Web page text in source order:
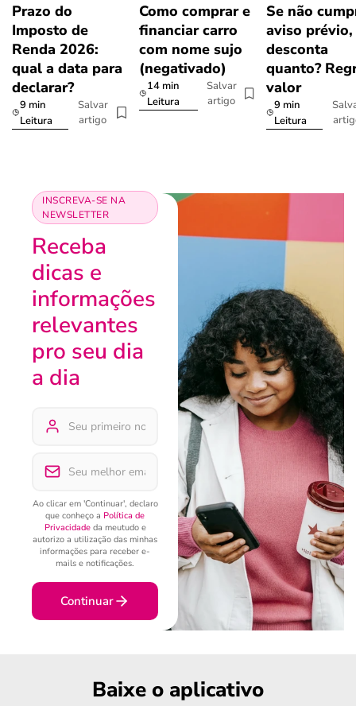
Prazo do
Imposto de
Renda 2026:
qual a data para
declarar?
9 min
Leitura
Salvar
artigo
Como comprar e
financiar carro
com nome sujo
(negativado)
14 min
Leitura
Salvar
artigo
Se não
aviso prévio,
desconta
quanto?
valor
9 min
Leitura
INSCREVA-SE NA
NEWSLETTER
Receba
dicas e
informações
relevantes
pro seu dia
a dia
Ao clicar em 'Continuar', declaro
que conheço a Política de
Privacidadeda meutudo e
autorizo a utilização das minhas
informações para receber e-
mails e notificações.
Continuar
Baixe o aplicativo